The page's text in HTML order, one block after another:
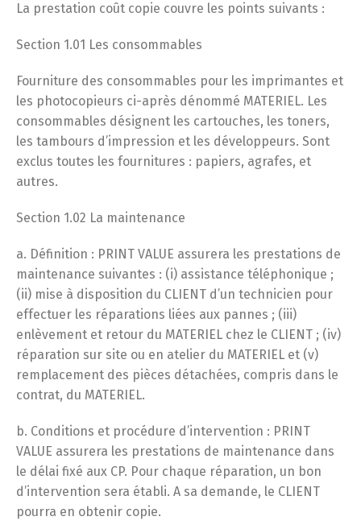
La prestation coût copie couvre les points suivants :
Section 1.01 Les consommables
Fourniture des consommables pour les imprimantes et
les photocopieurs ci-après dénommé MATERIEL. Les
consommables désignent les cartouches, les toners,
les tambours d’impression et les développeurs. Sont
exclus toutes les fournitures : papiers, agrafes, et
autres.
Section 1.02 La maintenance
a. Définition : PRINT VALUE assurera les prestations de
maintenance suivantes : (i) assistance téléphonique ;
(ii) mise à disposition du CLIENT d’un technicien pour
effectuer les réparations liées aux pannes ; (iii)
enlèvement et retour du MATERIEL chez le CLIENT ; (iv)
réparation sur site ou en atelier du MATERIEL et (v)
remplacement des pièces détachées, compris dans le
contrat, du MATERIEL.
b. Conditions et procédure d’intervention : PRINT
VALUE assurera les prestations de maintenance dans
le délai fixé aux CP. Pour chaque réparation, un bon
d’intervention sera établi. A sa demande, le CLIENT
pourra en obtenir copie.